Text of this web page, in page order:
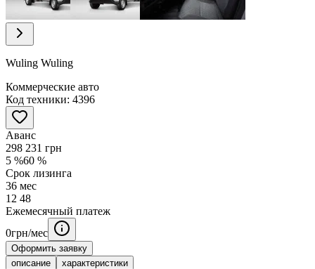
Item
3
Wuling Wuling
Коммерческие авто
Код техники: 4396
Аванс
298 231 грн
5 %60 %
Срок лизинга
36 мес
12 48
Ежемесячный платеж
0грн/мес
Оформить заявку
описание
характеристики